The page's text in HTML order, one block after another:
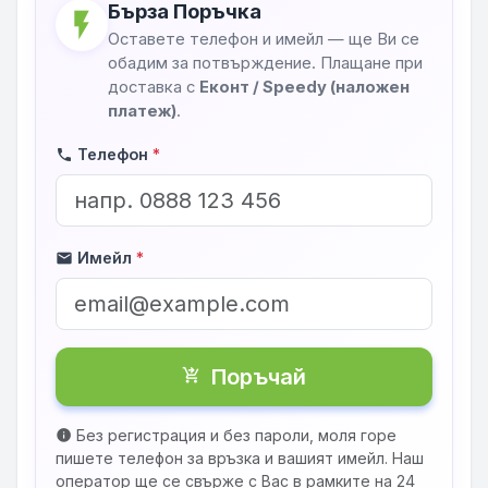
flash_on Бърза Поръчка
Оставете телефон и имейл — ще Ви се
обадим за потвърждение. Плащане при
доставка с Еконт / Speedy (наложен
платеж).
phone Телефон *
mail Имейл *
shopping_cart_checkout Поръчай
info Без регистрация и без пароли, моля горе
пишете телефон за връзка и вашият имейл. Наш
оператор ще се свърже с Вас в рамките на 24